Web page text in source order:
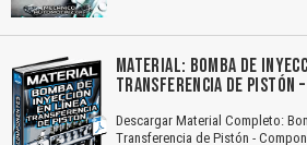
MATERIAL: BOMBA DE
TRANSFERENCIA DE PISTÓN
Descargar Material Completo:
Transferencia de Pistón -